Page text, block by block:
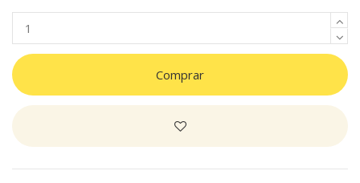
Comprar